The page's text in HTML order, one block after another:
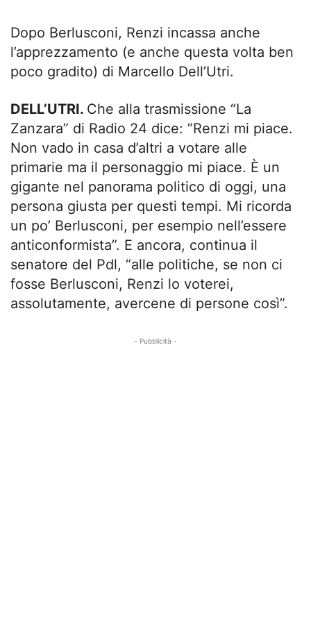
Dopo Berlusconi, Renzi incassa anche
l’apprezzamento (e anche questa volta ben
poco gradito) di Marcello Dell’Utri.
DELL’UTRI. Che alla trasmissione “La
Zanzara” di Radio 24 dice: ”Renzi mi piace.
Non vado in casa d’altri a votare alle
primarie ma il personaggio mi piace. È un
gigante nel panorama politico di oggi, una
persona giusta per questi tempi. Mi ricorda
un po’ Berlusconi, per esempio nell’essere
anticonformista”. E ancora, continua il
senatore del Pdl, “alle politiche, se non ci
fosse Berlusconi, Renzi lo voterei,
assolutamente, avercene di persone così”.
- Pubblicità -